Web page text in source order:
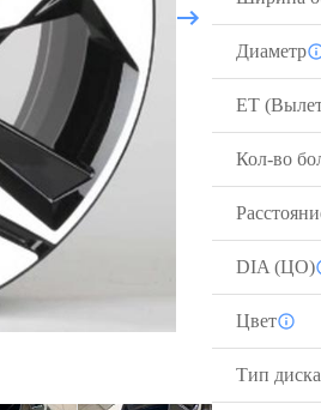
Диаметр
ЕТ
Кол-во
DIA (ЦО)
Цвет
Тип диска